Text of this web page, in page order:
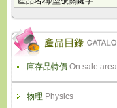
庫存品特價 On sale area
物理 Physics